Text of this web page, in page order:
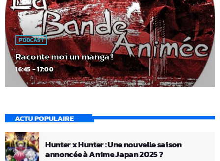
PODCAST
Raconte moi un manga !
16:45 - 17:00
ACTU POPULAIRE
Hunter x Hunter : Une nouvelle saison
annoncée à Anime Japan 2025 ?